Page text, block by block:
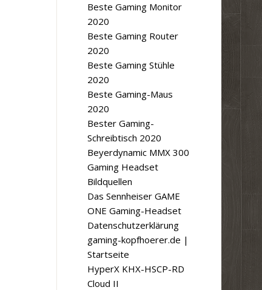
Beste Gaming Monitor
2020
Beste Gaming Router
2020
Beste Gaming Stühle
2020
Beste Gaming-Maus
2020
Bester Gaming-
Schreibtisch 2020
Beyerdynamic MMX 300
Gaming Headset
Bildquellen
Das Sennheiser GAME
ONE Gaming-Headset
Datenschutzerklärung
gaming-kopfhoerer.de |
Startseite
HyperX KHX-HSCP-RD
Cloud II